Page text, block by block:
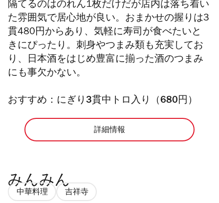
隔てるのはのれん1枚だけだが店内は落ち着い
た雰囲気で居心地が良い。おまかせの握りは3
貫480円からあり、気軽に寿司が食べたいと
きにぴったり。刺身やつまみ類も充実してお
り、日本酒をはじめ豊富に揃った酒のつまみ
にも事欠かない。
おすすめ：にぎり3貫中トロ入り（680円）
詳細情報
みんみん
中華料理 吉祥寺